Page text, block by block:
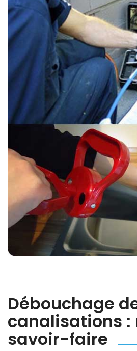
Débouchage
canalisations :
savoir-faire